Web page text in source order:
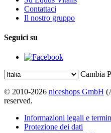
Contattaci
Il nostro gruppo
Seguici su
Cambia
© 2010-2026 niceshops GmbH
reserved.
Informazioni legali e
Protezione dei dati